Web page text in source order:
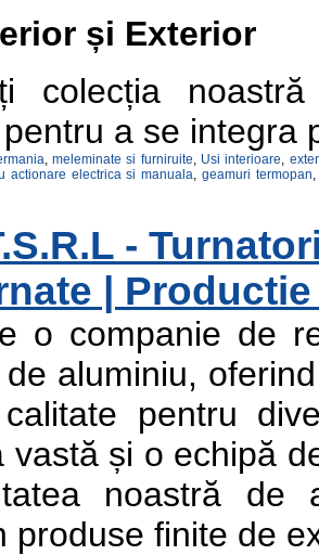
și Exterior
colecția
a se integra
,meleminate si furniruite, Usi interioare,
actionare electrica si manuala, geamuri termopan
-
|
o companie de
aluminiu,
pentru
vastă și o echipă
noastră de
produse finite de